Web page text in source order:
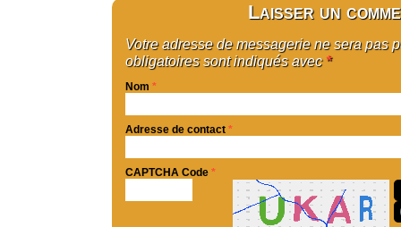
Laisser un
Votre adresse de messagerie ne sera pas
obligatoires sont indiqués avec *
Nom *
Adresse de contact *
CAPTCHA Code *